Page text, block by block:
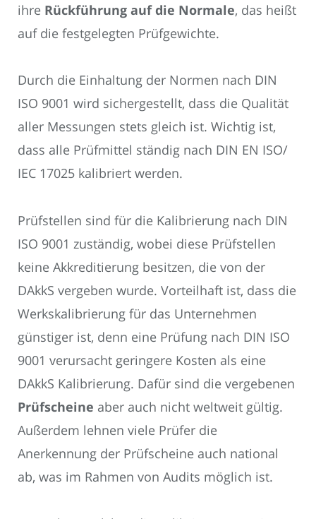
ihre Rückführung auf die Normale, das heißt
auf die festgelegten Prüfgewichte.
Durch die Einhaltung der Normen nach DIN
ISO 9001 wird sichergestellt, dass die Qualität
aller Messungen stets gleich ist. Wichtig ist,
dass alle Prüfmittel ständig nach DIN EN ISO/
IEC 17025 kalibriert werden.
Prüfstellen sind für die Kalibrierung nach DIN
ISO 9001 zuständig, wobei diese Prüfstellen
keine Akkreditierung besitzen, die von der
DAkkS vergeben wurde. Vorteilhaft ist, dass die
Werkskalibrierung für das Unternehmen
günstiger ist, denn eine Prüfung nach DIN ISO
9001 verursacht geringere Kosten als eine
DAkkS Kalibrierung. Dafür sind die vergebenen
Prüfscheine aber auch nicht weltweit gültig.
Außerdem lehnen viele Prüfer die
Anerkennung der Prüfscheine auch national
ab, was im Rahmen von Audits möglich ist.